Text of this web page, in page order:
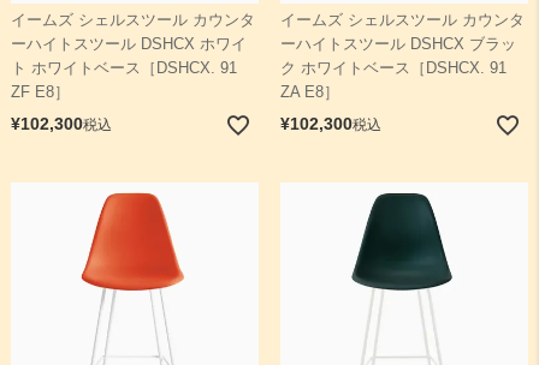
イームズ シェルスツール カウンタ
ーハイトスツール DSHCX ホワイ
ト ホワイトベース［DSHCX. 91
ZF E8］
¥102,300税込
イームズ シェルスツール カウンタ
ーハイトスツール DSHCX ブラッ
ク ホワイトベース［DSHCX. 91
ZA E8］
¥102,300税込